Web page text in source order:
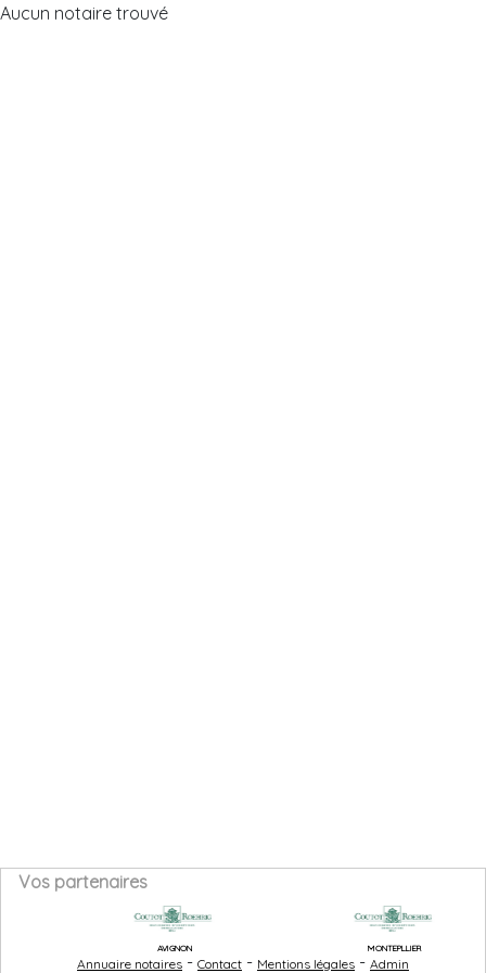
Aucun notaire trouvé
Vos partenaires
AVIGNON MONTEPLLIER
Annuaire notaires - Contact - Mentions légales - Admin